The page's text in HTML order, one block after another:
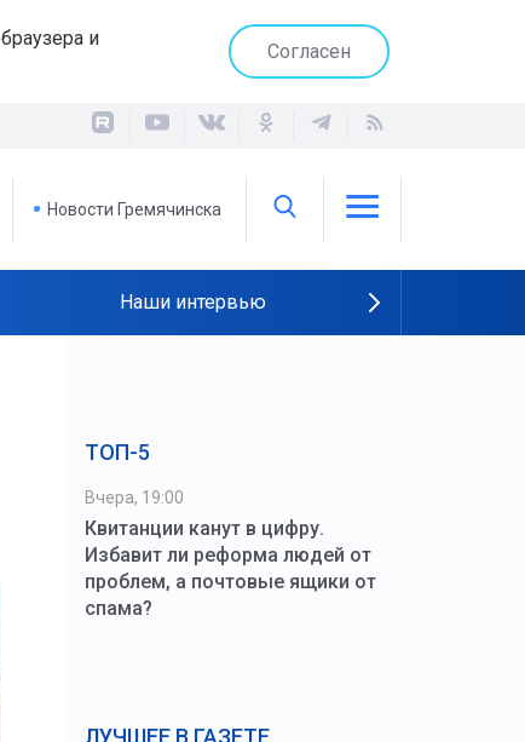
и
Согласен
Новости Гремячинска
Наши интервью
ТОП-5
Вчера, 19:00
Квитанции канут в цифру.
Избавит ли реформа людей от
проблем, а почтовые ящики от
спама?
ЛУЧШЕЕ В ГАЗЕТЕ